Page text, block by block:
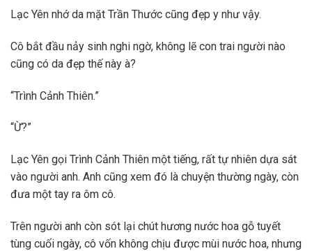
Lạc Yên nhớ da mặt Trần Thước cũng đẹp y như vậy.
Cô bắt đầu nảy sinh nghi ngờ, không lẽ con trai người nào
cũng có da đẹp thế này à?
“Trình Cảnh Thiên.”
“Ừ?”
Lạc Yên gọi Trình Cảnh Thiên một tiếng, rất tự nhiên dựa sát
vào người anh. Anh cũng xem đó là chuyện thường ngày, còn
đưa một tay ra ôm cô.
Trên người anh còn sót lại chút hương nước hoa gỗ tuyết
tùng cuối ngày, cô vốn không chịu được mùi nước hoa, nhưng